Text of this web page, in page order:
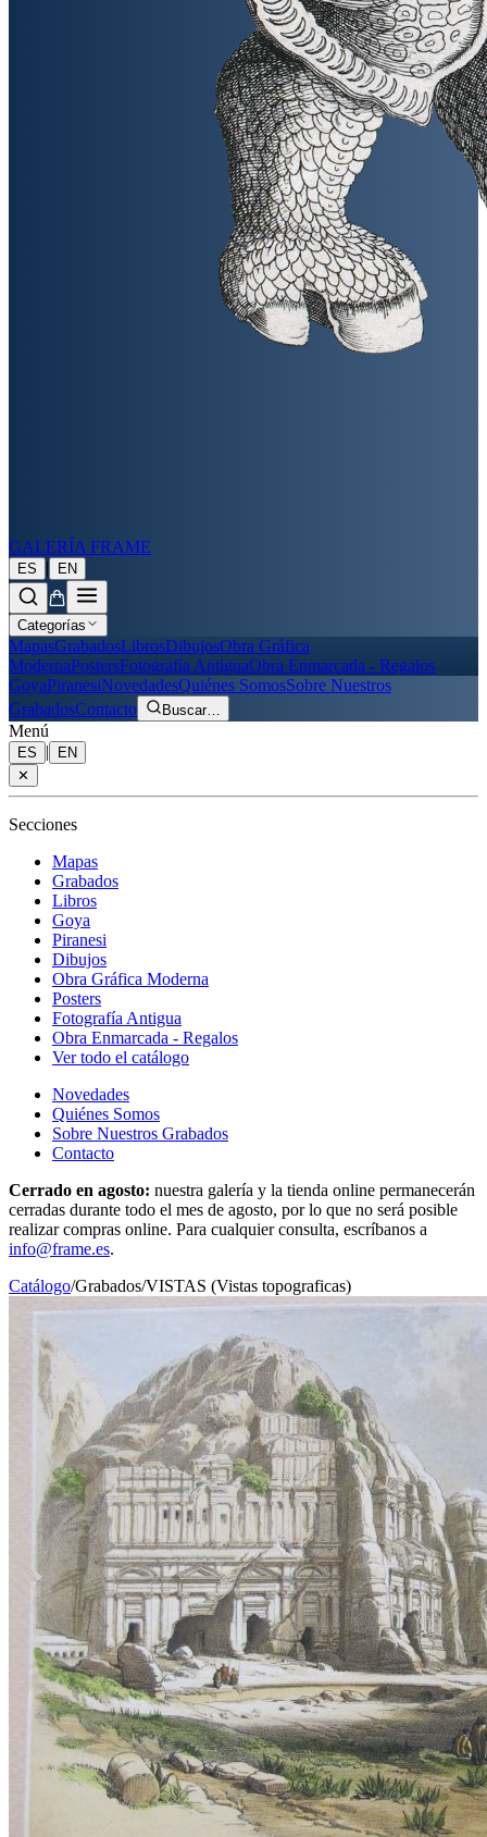
GALERÍA FRAME
ES | EN
Categorías
MapasGrabadosLibrosDibujosObra Gráfica
ModernaPostersFotografía AntiguaObra Enmarcada - Regalos
GoyaPiranesiNovedadesQuiénes SomosSobre Nuestros
GrabadosContacto Buscar…
Menú
ES |
EN
✕
Secciones
Mapas
Grabados
Libros
Goya
Piranesi
Dibujos
Obra Gráfica Moderna
Posters
Fotografía Antigua
Obra Enmarcada - Regalos
Ver todo el catálogo
Novedades
Quiénes Somos
Sobre Nuestros Grabados
Contacto
Cerrado en agosto: nuestra galería y la tienda online permanecerán
cerradas durante todo el mes de agosto, por lo que no será posible
realizar compras online. Para cualquier consulta, escríbanos a
info@frame.es.
Catálogo/Grabados/VISTAS (Vistas topograficas)